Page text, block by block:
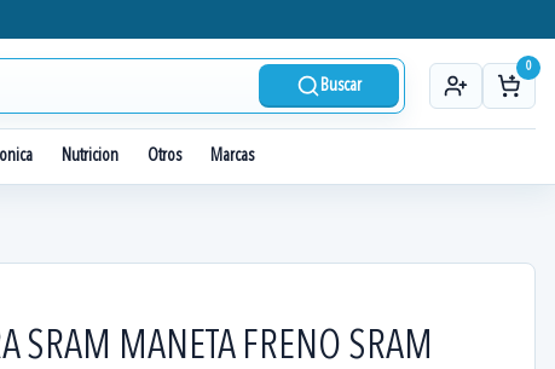
Buscar
0
Nutricion Otros Marcas
SRAM MANETA FRENO SRAM